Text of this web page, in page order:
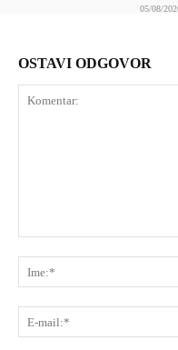
05/08/
OSTAVI ODGOVOR